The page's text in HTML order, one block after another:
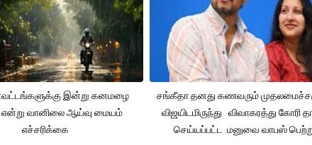
இன்று கனமழை
என்று வானிலை ஆய்வு மையம்
எச்சரிக்கை
சங்கீதா தனது கணவரும்
விஜயிடமிருந்து விவாகரத்து கோரி
செய்யப்பட்ட மனுவை வாபஸ்